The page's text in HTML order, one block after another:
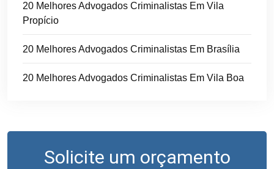
20 Melhores Advogados Criminalistas Em Vila
Propício
20 Melhores Advogados Criminalistas Em Brasília
20 Melhores Advogados Criminalistas Em Vila Boa
Solicite um orçamento